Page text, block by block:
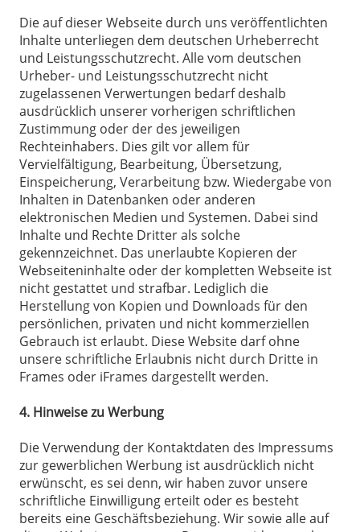
Die auf dieser Webseite durch uns veröffentlichten
Inhalte unterliegen dem deutschen Urheberrecht
und Leistungsschutzrecht. Alle vom deutschen
Urheber- und Leistungsschutzrecht nicht
zugelassenen Verwertungen bedarf deshalb
ausdrücklich unserer vorherigen schriftlichen
Zustimmung oder der des jeweiligen
Rechteinhabers. Dies gilt vor allem für
Vervielfältigung, Bearbeitung, Übersetzung,
Einspeicherung, Verarbeitung bzw. Wiedergabe von
Inhalten in Datenbanken oder anderen
elektronischen Medien und Systemen. Dabei sind
Inhalte und Rechte Dritter als solche
gekennzeichnet. Das unerlaubte Kopieren der
Webseiteninhalte oder der kompletten Webseite ist
nicht gestattet und strafbar. Lediglich die
Herstellung von Kopien und Downloads für den
persönlichen, privaten und nicht kommerziellen
Gebrauch ist erlaubt. Diese Website darf ohne
unsere schriftliche Erlaubnis nicht durch Dritte in
Frames oder iFrames dargestellt werden.
4. Hinweise zu Werbung
Die Verwendung der Kontaktdaten des Impressums
zur gewerblichen Werbung ist ausdrücklich nicht
erwünscht, es sei denn, wir haben zuvor unsere
schriftliche Einwilligung erteilt oder es besteht
bereits eine Geschäftsbeziehung. Wir sowie alle auf